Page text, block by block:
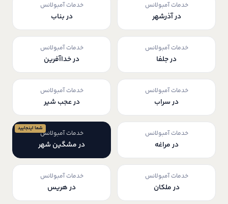
خدمات آمبولانس
در آذرشهر
خدمات آمبولانس
در بناب
خدمات آمبولانس
در جلفا
خدمات آمبولانس
در خداآفرین
خدمات آمبولانس
در سراب
خدمات آمبولانس
در عجب شیر
خدمات آمبولانس
در مراغه
خدمات آمبولانس
در مشگین شهر
شما اینجایید
خدمات آمبولانس
در ملکان
خدمات آمبولانس
در هریس